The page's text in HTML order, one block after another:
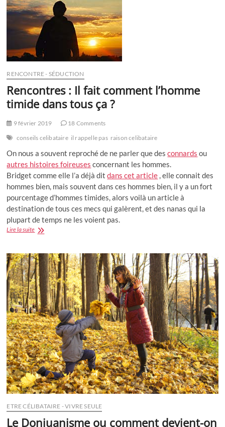
connards
aux
mecs
bien
?
RENCONTRE - SÉDUCTION
Rencontres : Il fait comment l’homme
timide dans tous ça ?
9 février 2019
18 Comments
conseils celibataire il rappelle pas raison celibataire
On nous a souvent reproché de ne parler que desconnards ou
autres histoires foireuses concernant les hommes.
Bridget comme elle l’a déjà ditdans cet article , elle connait des
hommes bien, mais souvent dans ces hommes bien, il y a un fort
pourcentage d’hommes timides, alors voilà un article à
destination de tous ces mecs qui galèrent, et des nanas qui la
plupart de temps ne les voient pas.
Lire la suiteRencontres
fait
comment
l’homme
timide
dans
tous
ça
?
ETRE CÉLIBATAIRE - VIVRE SEULE
Le Donjuanisme ou comment devient-on